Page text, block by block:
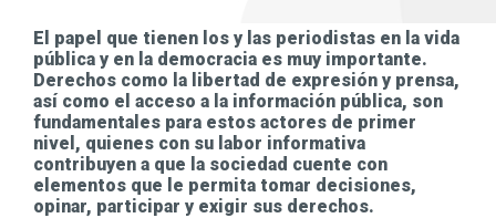
El papel que tienen los y las periodistas en la vida
pública y en la democracia es muy importante.
Derechos como la libertad de expresión y prensa,
así como el acceso a la información pública, son
fundamentales para estos actores de primer
nivel, quienes con su labor informativa
contribuyen a que la sociedad cuente con
elementos que le permita tomar decisiones,
opinar, participar y exigir sus derechos.